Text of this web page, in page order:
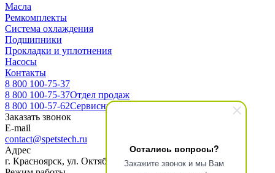
Остались вопросы?
Закажите звонок и мы Вам
Масла
Ремкомплекты
Система охлаждения
Подшипники
Прокладки и уплотнения
Насосы
Контакты
8 800 100-75-37
8 800 100-75-37Отдел продаж
8 800 100-57-62Сервисный центр
Заказать звонок
E-mail
contact@spetstech.ru
Адрес
г. Красноярск, ул. Октябрьская 16, офис 3-10